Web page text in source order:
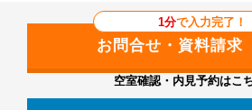
1分で入力完了！
空室確認・内見予約はこ